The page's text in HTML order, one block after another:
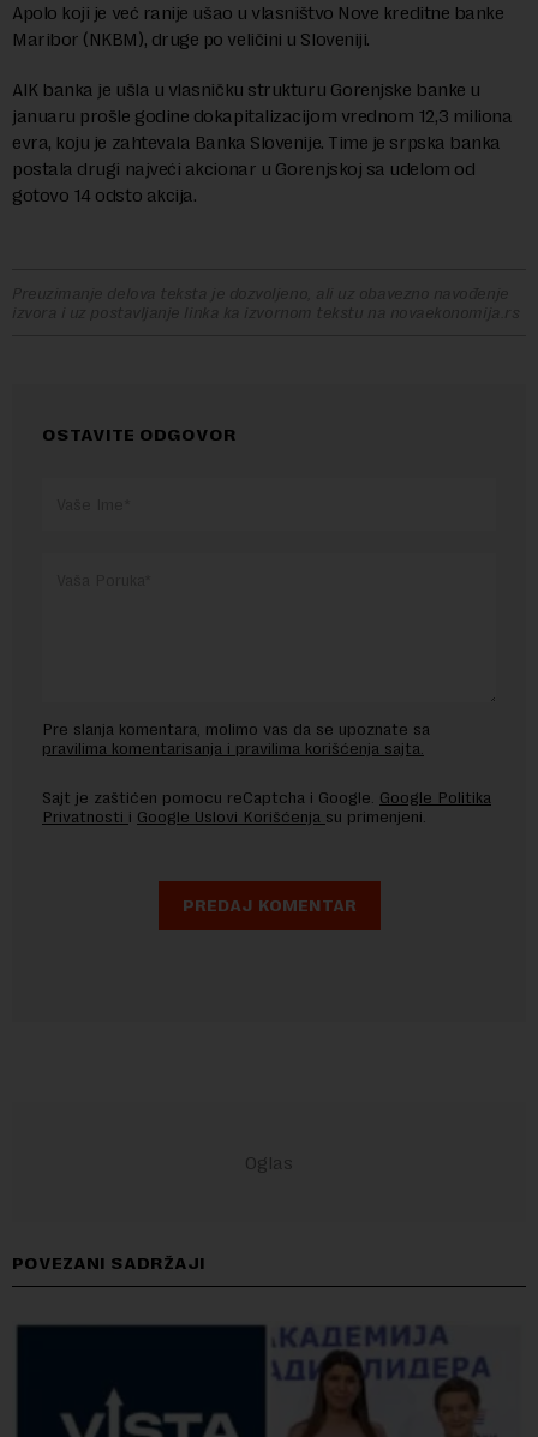
Apolo koji je već ranije ušao u vlasništvo Nove kreditne banke
Maribor (NKBM), druge po veličini u Sloveniji.
AIK banka je ušla u vlasničku strukturu Gorenjske banke u
januaru prošle godine dokapitalizacijom vrednom 12,3 miliona
evra, koju je zahtevala Banka Slovenije. Time je srpska banka
postala drugi najveći akcionar u Gorenjskoj sa udelom od
gotovo 14 odsto akcija.
Preuzimanje delova teksta je dozvoljeno, ali uz obavezno navođenje
izvora i uz postavljanje linka ka izvornom tekstu na novaekonomija.rs
OSTAVITE ODGOVOR
Pre slanja komentara, molimo vas da se upoznate sa
pravilima komentarisanja i pravilima korišćenja sajta.
Sajt je zaštićen pomocu reCaptcha i Google. Google Politika
Privatnosti i Google Uslovi Korišćenja su primenjeni.
POVEZANI SADRŽAJI